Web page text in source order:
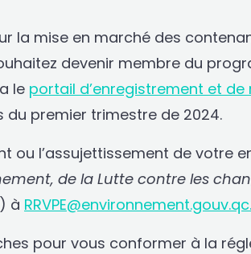
la mise en marché des
devenir membre du
le portail d’enregistrement et de
premier trimestre de 2024.
ou l’assujettissement de votre
de la Lutte contre les
à
pour vous conformer à la